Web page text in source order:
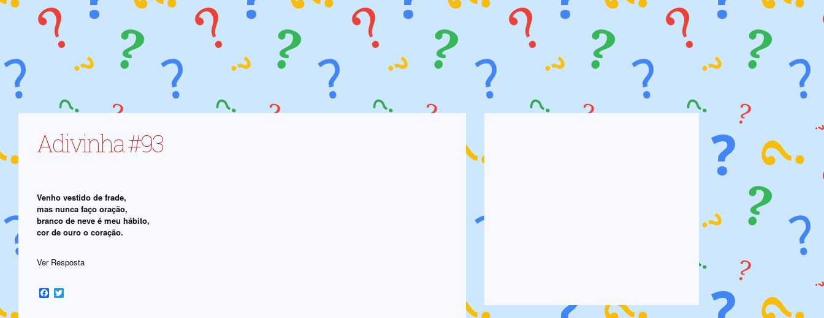
Adivinha #93
Venho vestido de frade,
mas nunca faço oração,
branco de neve é meu hábito,
cor de ouro o coração.
Ver Resposta
Facebook